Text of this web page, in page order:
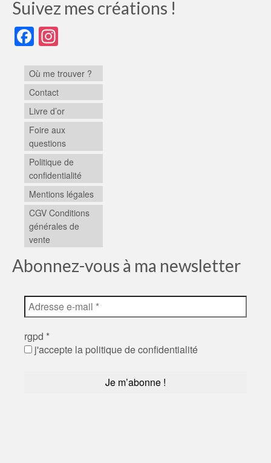
Suivez mes créations !
Facebook
Où me trouver ?
Contact
Livre d’or
Foire aux
questions
Politique de
confidentialité
Mentions légales
CGV Conditions
générales de
vente
Abonnez-vous à ma newsletter
rgpd *
j'accepte la politique de confidentialité